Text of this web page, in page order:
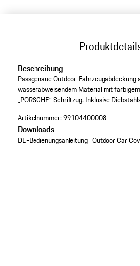
Beschreibung
Passgenaue Outdoor-Fahrzeugabdeckung
wasserabweisendem Material mit
„PORSCHE“ Schriftzug. Inklusive
Artikelnummer:99104400008
Downloads
DE-Bedienungsanleitung_Outdoor Car